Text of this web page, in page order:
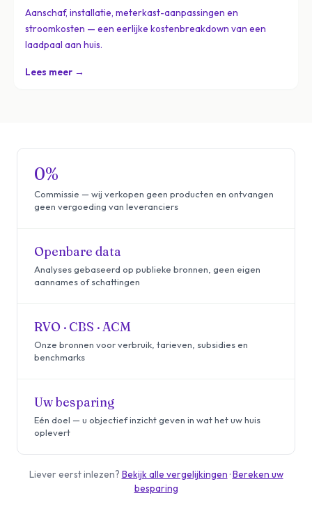
Aanschaf, installatie, meterkast-aanpassingen en
stroomkosten — een eerlijke kostenbreakdown van een
laadpaal aan huis.
Lees meer →
0%
Commissie — wij verkopen geen producten en ontvangen
geen vergoeding van leveranciers
Openbare data
Analyses gebaseerd op publieke bronnen, geen eigen
aannames of schattingen
RVO · CBS · ACM
Onze bronnen voor verbruik, tarieven, subsidies en
benchmarks
Uw besparing
Eén doel — u objectief inzicht geven in wat het uw huis
oplevert
Liever eerst inlezen? Bekijk alle vergelijkingen ·Bereken uw
besparing